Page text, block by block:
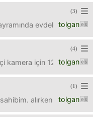
(3)
tolgan
evdeki etleri
(4)
tolgan
kamera için 128 gb
(1)
tolgan
alırken bileğime